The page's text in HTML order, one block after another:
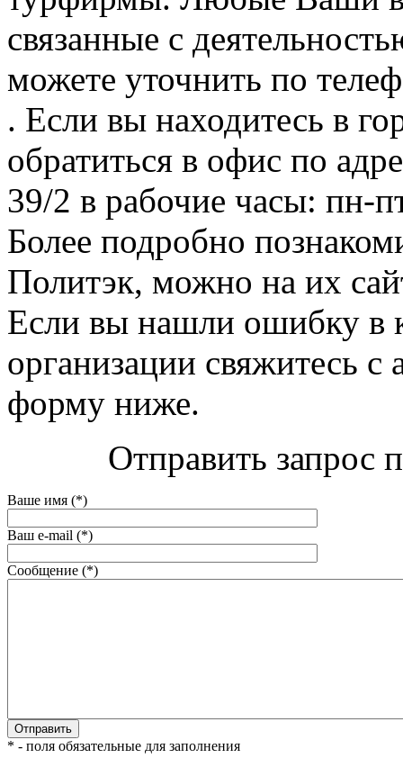
связанные с
можете уточнить по
. Если вы находитесь в
обратиться в офис по
39/2 в рабочие часы: пн-
Более подробно
Политэк, можно на их
Если вы нашли ошибку в
организации свяжитесь
форму ниже.
Отправить запрос
Ваше имя (*)
Ваш e-mail (*)
Сообщение (*)
* - поля обязательные для заполнения